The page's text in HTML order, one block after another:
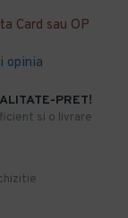
opinia
Card sau OP
PRET!
si o livrare